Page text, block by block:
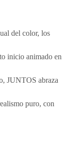
del color, los
inicio animado en
JUNTOS abraza
puro, con